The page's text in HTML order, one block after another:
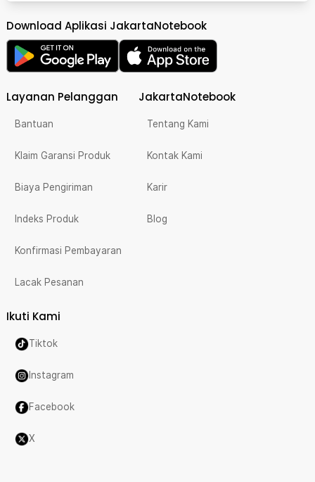
Download Aplikasi JakartaNotebook
Layanan Pelanggan
Bantuan
Klaim Garansi Produk
Biaya Pengiriman
Indeks Produk
Konfirmasi Pembayaran
Lacak Pesanan
JakartaNotebook
Tentang Kami
Kontak Kami
Karir
Blog
Ikuti Kami
Tiktok
Instagram
Facebook
X